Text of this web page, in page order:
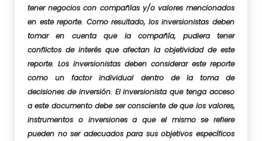
tener negocios con compañías y/o valores mencionados
en este reporte. Como resultado, los inversionistas deben
tomar en cuenta que la compañía, pudiera tener
conflictos de interés que afectan la objetividad de este
reporte. Los inversionistas deben considerar este reporte
como un factor individual dentro de la toma de
decisiones de inversión. El inversionista que tenga acceso
a este documento debe ser consciente de que los valores,
instrumentos o inversiones a que el mismo se refiere
pueden no ser adecuados para sus objetivos específicos